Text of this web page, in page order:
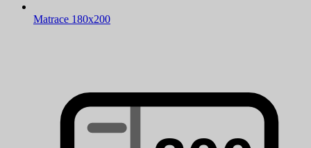
Matrace 180x200